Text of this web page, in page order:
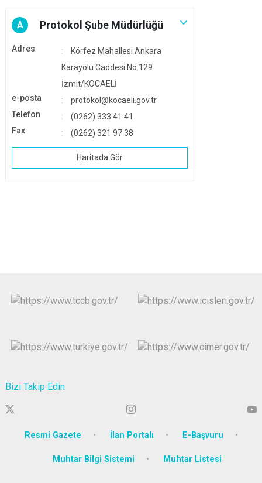
A Protokol Şube Müdürlüğü
Adres
Körfez Mahallesi Ankara
Karayolu Caddesi No:129
İzmit/KOCAELİ
e-posta
protokol@kocaeli.gov.tr
Telefon
(0262) 333 41 41
Fax
(0262) 321 97 38
Haritada Gör
Bizi Takip Edin
Resmi Gazete İlan Portalı E-Başvuru
Muhtar Bilgi Sistemi Muhtar Listesi